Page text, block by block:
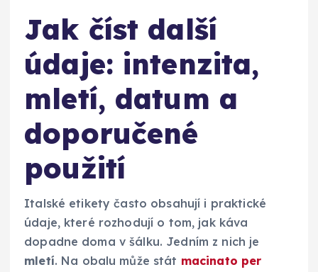
Jak číst další
údaje: intenzita,
mletí, datum a
doporučené
použití
Italské etikety často obsahují i praktické
údaje, které rozhodují o tom, jak káva
dopadne doma v šálku. Jedním z nich je
mletí. Na obalu může stát macinato per